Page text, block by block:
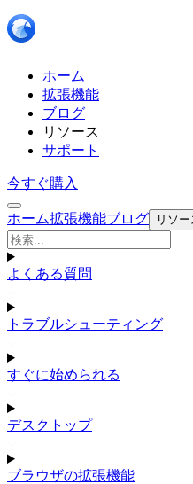
ホーム
拡張機能
ブログ
リソース
サポート
今すぐ購入
ホーム拡張機能ブログ リソー
よくある質問
トラブルシューティング
すぐに始められる
デスクトップ
ブラウザの拡張機能